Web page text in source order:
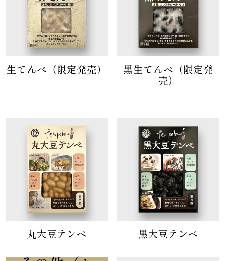
生てんぺ（限定発売） 黒生てんぺ（限定発
売）
丸大豆テンペ 黒大豆テンペ